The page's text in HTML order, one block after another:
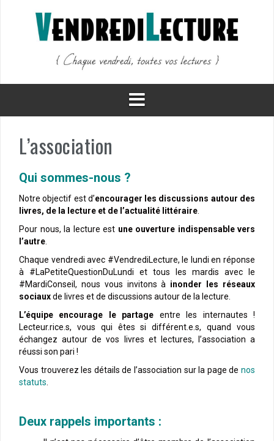
L’association
Qui sommes-nous ?
Notre objectif est d’encourager les discussions autour des
livres, de la lecture et de l’actualité littéraire
Pour nous, la lecture est une ouverture indispensable vers
l’autre
Chaque vendredi avec #VendrediLecture, le lundi en réponse
à #LaPetiteQuestionDuLundi et tous les mardis avec le
#MardiConseil, nous vous invitons à inonder les réseaux
sociauxde livres et de discussions autour de la lecture.
L’équipe encourage le partage entre les internautes !
Lecteur.rice.s, vous qui êtes si différent.e.s, quand vous
échangez autour de vos livres et lectures, l’association a
réussi son pari !
Vous trouverez les détails de l’association sur la page de nos
statuts
Deux rappels importants :